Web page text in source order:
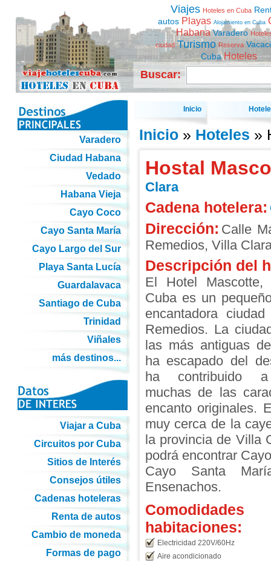
Viajes Hoteles en Cuba
autos Playas Alojamiento en Cuba
Habana Varadero
ciudad Turismo Reserva
Cuba Hoteles
Buscar:
Inicio
Inicio» Hoteles »
Hostal
Clara
Cadena hotelera:
Dirección: Calle
Remedios, Villa
Descripción del
El Hotel Mascotte,
Cuba es un
encantadora
Remedios. La
las más antiguas
ha escapado del
ha contribuido a
muchas de las
encanto originales.
muy cerca de la
la provincia de Villa
podrá encontrar
Cayo Santa
Ensenachos.
habitaciones:
Electricidad 220V/60Hz
Aire acondicionado
Varadero
Ciudad Habana
Vedado
Habana Vieja
Cayo Coco
Cayo Santa María
Cayo Largo del Sur
Playa Santa Lucía
Guardalavaca
Santiago de Cuba
Trinidad
Viñales
más destinos...
Viajar a Cuba
Circuitos por Cuba
Sitios de Interés
Consejos útiles
Cadenas hoteleras
Renta de autos
Cambio de moneda
Formas de pago